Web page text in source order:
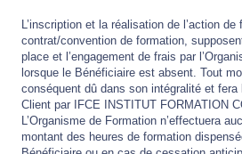
L’inscription et la réalisation de l’action
contrat/convention de formation,
place et l’engagement de frais par
lorsque le Bénéficiaire est absent. Tout
conséquent dû dans son intégralité et fera
Client par IFCE INSTITUT FORMATION
L’Organisme de Formation n’effectuera
montant des heures de formation